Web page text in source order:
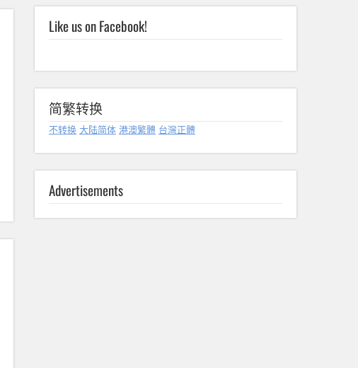
Like us on Facebook!
简繁转换
不转换 大陆简体 港澳繁體 台灣正體
Advertisements